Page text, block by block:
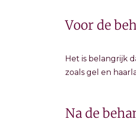
Voor de
Het is belangrijk
zoals gel en
Na de